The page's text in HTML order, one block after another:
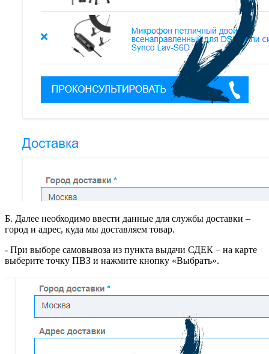
Б. Далее необходимо ввести данные для службы доставки –
город и адрес, куда мы доставляем товар.
- При выборе самовывоза из пункта выдачи СДЕК – на карте
выберите точку ПВЗ и нажмите кнопку «Выбрать».